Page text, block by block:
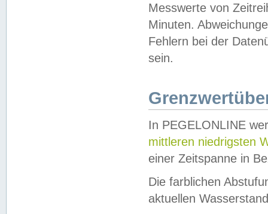
Messwerte von
Minuten.
Fehlern bei der
sein.
In PEGELONLINE
mittleren niedrigsten
einer Zeitspanne in
Die farblichen
aktuellen